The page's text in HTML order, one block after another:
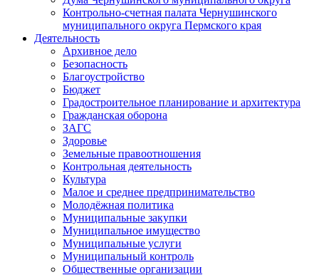
Контрольно-счетная палата Чернушинского
муниципального округа Пермского края
Деятельность
Архивное дело
Безопасность
Благоустройство
Бюджет
Градостроительное планирование и архитектура
Гражданская оборона
ЗАГС
Здоровье
Земельные правоотношения
Контрольная деятельность
Культура
Малое и среднее предпринимательство
Молодёжная политика
Муниципальные закупки
Муниципальное имущество
Муниципальные услуги
Муниципальный контроль
Общественные организации